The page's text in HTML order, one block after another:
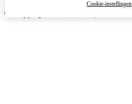
© Copyright 2026
Cookie-instellingen